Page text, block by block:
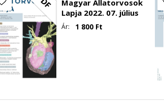
Magyar Állatorvosok
Lapja 2022. 07. július
Ár: 1 800 Ft